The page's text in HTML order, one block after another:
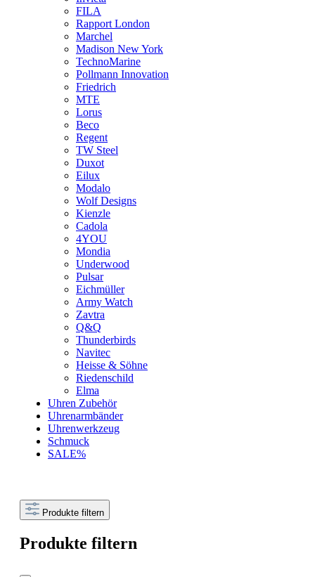
FILA
Rapport London
Marchel
Madison New York
TechnoMarine
Pollmann Innovation
Friedrich
MTE
Lorus
Beco
Regent
TW Steel
Duxot
Eilux
Modalo
Wolf Designs
Kienzle
Cadola
4YOU
Mondia
Underwood
Pulsar
Eichmüller
Army Watch
Zavtra
Q&Q
Thunderbirds
Navitec
Heisse & Söhne
Riedenschild
Elma
Uhren Zubehör
Uhrenarmbänder
Uhrenwerkzeug
Schmuck
SALE%
Produkte filtern
Produkte filtern